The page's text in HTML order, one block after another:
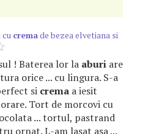
cremade bezea elvetiana si
! Baterea lor la aburi are
orice ... cu lingura. S-a
si crema a iesit
Tort de morcovi cu
... tortul, pastrand
ornat. L-am lasat asa ...